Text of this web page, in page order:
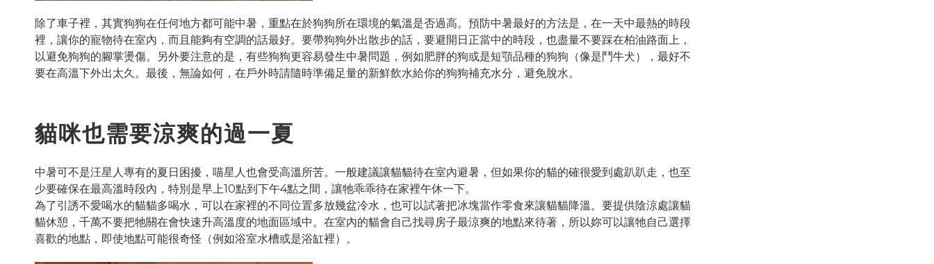
除了車子裡，其實狗狗在任何地方都可能中暑，重點在於狗狗所在環境的氣溫是否過高。預防中暑最好的方法是，在一天中最熱的時段
裡，讓你的寵物待在室內，而且能夠有空調的話最好。要帶狗狗外出散步的話，要避開日正當中的時段，也盡量不要踩在柏油路面上，
以避免狗狗的腳掌燙傷。另外要注意的是，有些狗狗更容易發生中暑問題，例如肥胖的狗或是短顎品種的狗狗（像是鬥牛犬），最好不
要在高溫下外出太久。最後，無論如何，在戶外時請隨時準備足量的新鮮飲水給你的狗狗補充水分，避免脫水。
貓咪也需要涼爽的過一夏
中暑可不是汪星人專有的夏日困擾，喵星人也會受高溫所苦。一般建議讓貓貓待在室內避暑，但如果你的貓的確很愛到處趴趴走，也至
少要確保在最高溫時段內，特別是早上10點到下午4點之間，讓牠乖乖待在家裡午休一下。
為了引誘不愛喝水的貓貓多喝水，可以在家裡的不同位置多放幾盆冷水，也可以試著把冰塊當作零食來讓貓貓降溫。要提供陰涼處讓貓
貓休憩，千萬不要把牠關在會快速升高溫度的地面區域中。在室內的貓會自己找尋房子最涼爽的地點來待著，所以妳可以讓牠自己選擇
喜歡的地點，即使地點可能很奇怪（例如浴室水槽或是浴缸裡）。